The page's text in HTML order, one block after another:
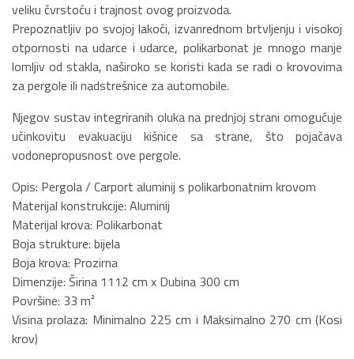
veliku čvrstoću i trajnost ovog proizvoda.
Prepoznatljiv po svojoj lakoći, izvanrednom brtvljenju i visokoj
otpornosti na udarce i udarce, polikarbonat je mnogo manje
lomljiv od stakla, naširoko se koristi kada se radi o krovovima
za pergole ili nadstrešnice za automobile.
Njegov sustav integriranih oluka na prednjoj strani omogućuje
učinkovitu evakuaciju kišnice sa strane, što pojačava
vodonepropusnost ove pergole.
Opis: Pergola / Carport aluminij s polikarbonatnim krovom
Materijal konstrukcije: Aluminij
Materijal krova: Polikarbonat
Boja strukture: bijela
Boja krova: Prozirna
Dimenzije: Širina 1112 cm x Dubina 300 cm
Površine: 33 m²
Visina prolaza: Minimalno 225 cm i Maksimalno 270 cm (Kosi
krov)